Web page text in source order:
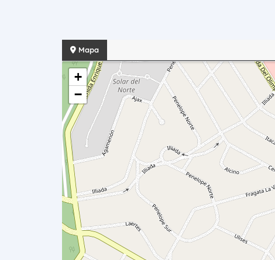
Mapa
+
−